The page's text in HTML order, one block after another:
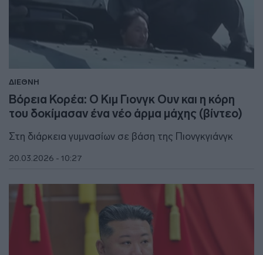
ΔΙΕΘΝΗ
Βόρεια Κορέα: Ο Κιμ Γιονγκ Ουν και η κόρη
του δοκίμασαν ένα νέο άρμα μάχης (βίντεο)
Στη διάρκεια γυμνασίων σε βάση της Πιονγκγιάνγκ
20.03.2026 - 10:27